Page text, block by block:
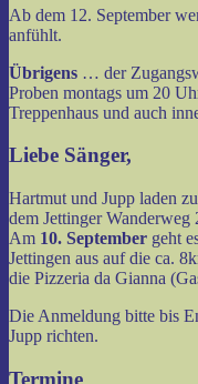
Ab dem 12. September
anfühlt.
Übrigens … der
Proben montags um 20
Treppenhaus und auch
Liebe Sänger,
Hartmut und Jupp laden
dem Jettinger Wanderweg
Am 10. September geht
Jettingen aus auf die ca.
die Pizzeria da Gianna
Die Anmeldung bitte bis
Jupp richten.
Termine